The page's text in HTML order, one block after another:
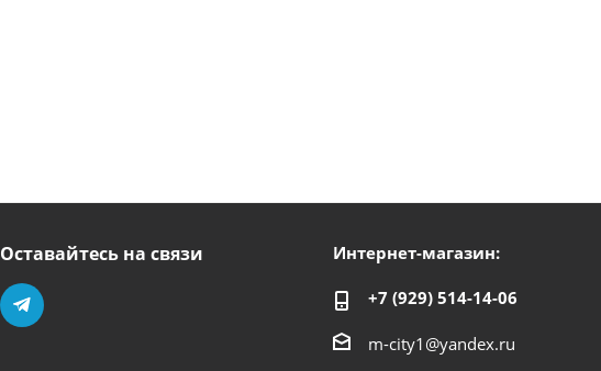
Оставайтесь на связи Интернет-магазин:
+7 (929) 514-14-06
m-city1@yandex.ru